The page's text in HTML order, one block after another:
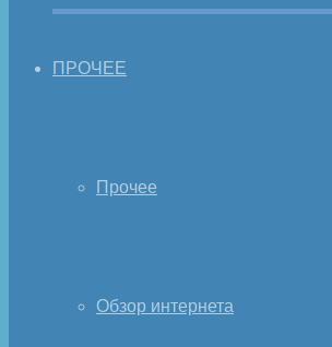
ПРОЧЕЕ
Прочее
Обзор интернета